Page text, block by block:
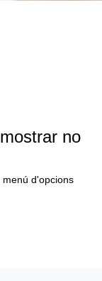
no
d'opcions